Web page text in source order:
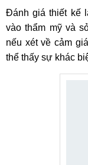
Đánh giá thiết kế
vào thẩm mỹ và
nếu xét về cảm
thể thấy sự khác